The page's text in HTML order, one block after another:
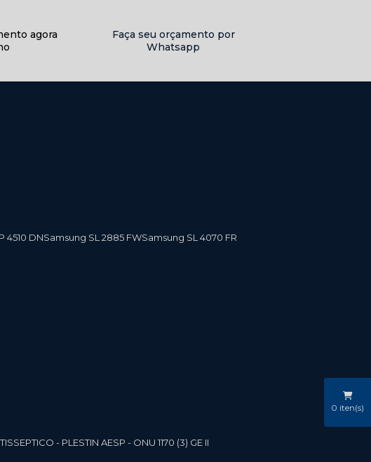
agora
Faça seu orçamento por
Whatsapp
4510 DN Samsung SL 2885 FW Samsung SL 4070 FR
- PLESTIN AESP - ONU 1170 (3) GE II
0 iten(s)